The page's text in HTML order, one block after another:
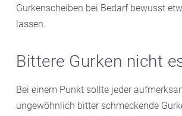
Gurkenscheiben bei Bedarf bewusst
lassen.
Bittere Gurken nicht
Bei einem Punkt sollte jeder
ungewöhnlich bitter schmeckende